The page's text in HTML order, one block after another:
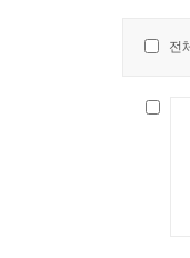
전체